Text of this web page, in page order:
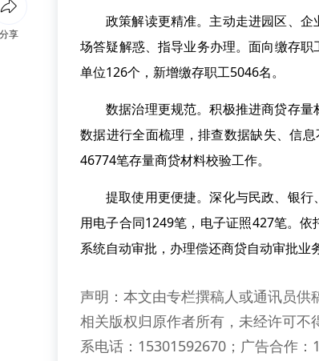
政策解读更精准。主动走进园区、
场答疑解惑、指导业务办理。面向缴存
单位126个，新增缴存职工5046名。
数据治理更规范。积极推进商贷存
数据进行全面梳理，排查数据缺失、信
46774笔存量商贷材料校验工作。
提取使用更便捷。深化与民政、银
用电子合同1249笔，电子证照427笔。
系统自动审批，办理偿还商贷自动审批业
声明：本文由专栏撰稿人或通讯员供
相关版权归原作者所有，未经许可
系电话：15301592670；广告合作：
分享